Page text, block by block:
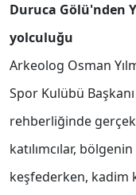
Duruca Gölü'nden
yolculuğu
Arkeolog Osman
Spor Kulübü
rehberliğinde
katılımcılar,
keşfederken, kadim